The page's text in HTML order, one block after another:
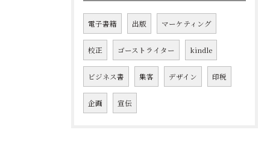
電子書籍 出版 マーケティング
校正 ゴーストライター kindle
ビジネス書 集客 デザイン 印税
企画 宣伝